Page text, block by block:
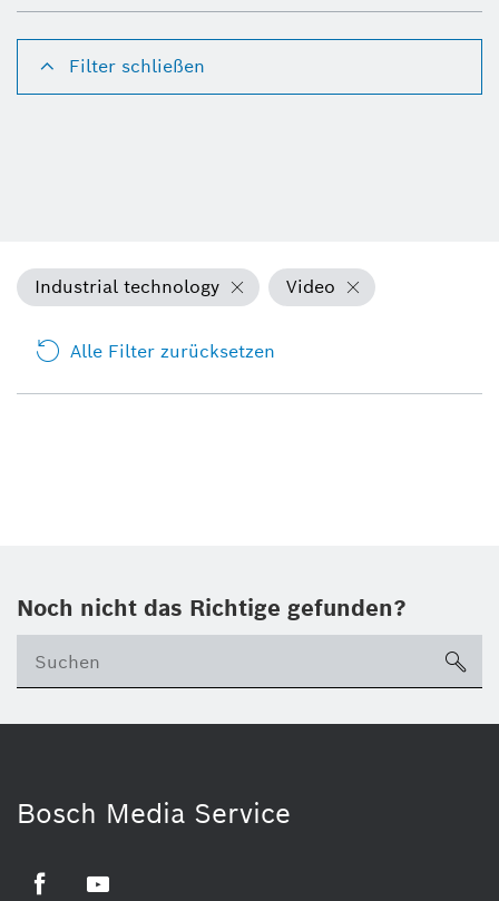
Filter schließen
Industrial technology Video
Alle Filter zurücksetzen
Noch nicht das Richtige gefunden?
Bosch Media Service